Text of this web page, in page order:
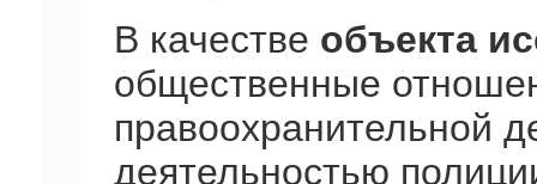
В качестве объекта
общественные
правоохранительной
деятельностью